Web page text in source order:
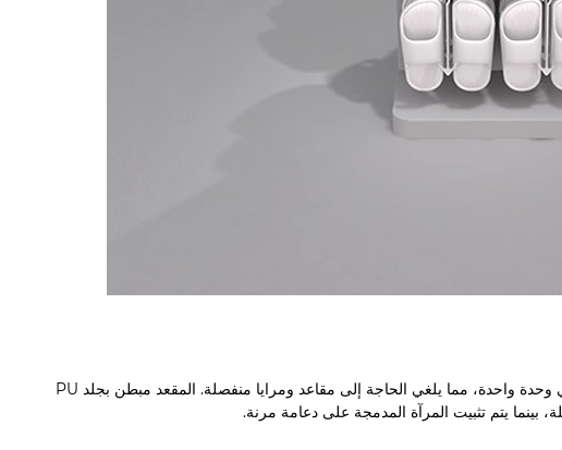
يجمع بين مقعد قوي لتجربة الأحذية ومرآة عالية الوضوح قابلة للتعديل في وحدة واحدة، مما يلغي الحاجة إلى مقاعد ومرايا منفصلة. المقعد مبطن بجلد PU
بينما يتم تثبيت المرآة المدمجة على دعامة مرنة.